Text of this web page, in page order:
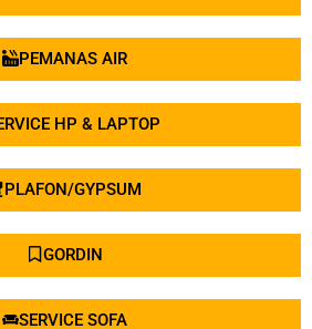
TUKANG BERSIH
SCAFOLDING
ALUMUNIUM
NEON BOX
SEWA ALAT BERAT